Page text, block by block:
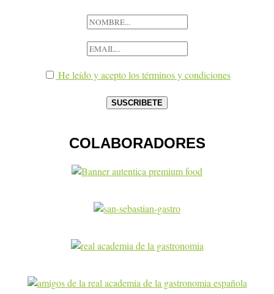
He leído y acepto los términos y condiciones
COLABORADORES